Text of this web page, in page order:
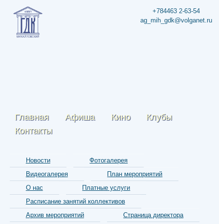
+784463 2-63-54
ag_mih_gdk@volganet.ru
Главная Афиша Кино
Клубы
Контакты
Новости
Фотогалерея
Видеогалерея
План мероприятий
О нас
Платные услуги
Расписание занятий коллективов
Архив мероприятий
Страница директора